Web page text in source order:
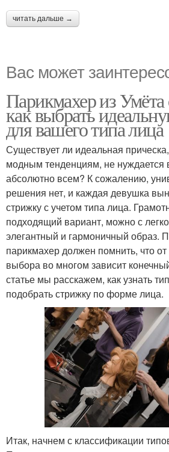
читать дальше →
Вас может
Парикмахер из Умёта
как выбрать
для вашего типа лица
Существует ли идеальная
модным тенденциям, не нуждается
абсолютно всем? К сожалению,
решения нет, и каждая девушка
стрижку с учетом типа лица.
подходящий вариант, можно с
элегантный и гармоничный образ.
парикмахер должен помнить, что
выбора во многом зависит
статье мы расскажем, как узнать
подобрать стрижку по форме лица.
Итак, начнем с классификации